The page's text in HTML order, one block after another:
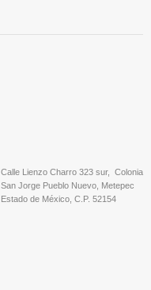
Calle Lienzo Charro 323 sur, Colonia
San Jorge Pueblo Nuevo, Metepec
Estado de México, C.P. 52154